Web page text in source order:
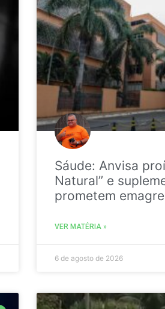
Sáude: Anvisa
Natural” e
prometem
VER MATÉRIA »
6 de agosto de 2026